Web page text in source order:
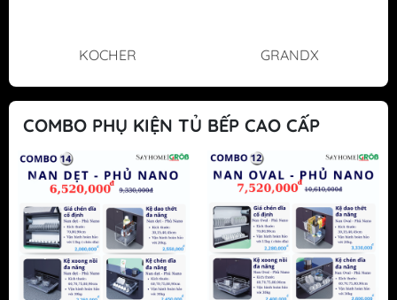
KOCHER GRANDX
COMBO PHỤ KIỆN TỦ BẾP CAO CẤP